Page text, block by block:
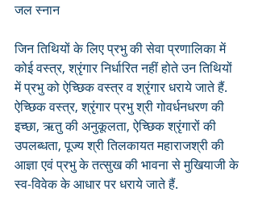
जल स्नान
जिन तिथियों के लिए प्रभु की सेवा प्रणालिका में
कोई वस्त्र, श्रृंगार निर्धारित नहीं होते उन तिथियों
में प्रभु को ऐच्छिक वस्त्र व श्रृंगार धराये जाते हैं.
ऐच्छिक वस्त्र, श्रृंगार प्रभु श्री गोवर्धनधरण की
इच्छा, ऋतु की अनुकूलता, ऐच्छिक श्रृंगारों की
उपलब्धता, पूज्य श्री तिलकायत महाराजश्री की
आज्ञा एवं प्रभु के तत्सुख की भावना से मुखियाजी के
स्व-विवेक के आधार पर धराये जाते हैं.